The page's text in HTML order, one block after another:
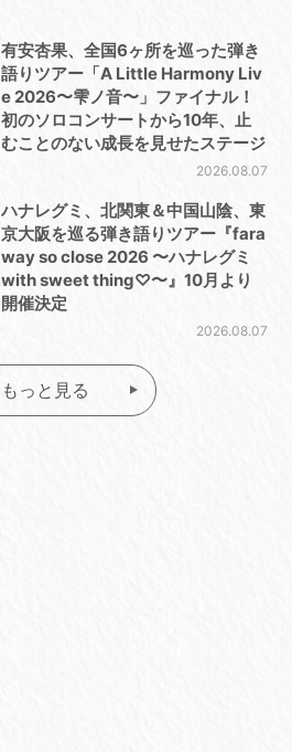
有安杏果、全国6ヶ所を巡った弾き
語りツアー「A Little Harmony Liv
e 2026〜雫ノ音〜」ファイナル！
初のソロコンサートから10年、止
むことのない成長を見せたステージ
2026.08.07
ハナレグミ、北関東＆中国山陰、東
京大阪を巡る弾き語りツアー『fara
way so close 2026 〜ハナレグミ
with sweet thing♡〜』10月より
開催決定
2026.08.07
もっと見る